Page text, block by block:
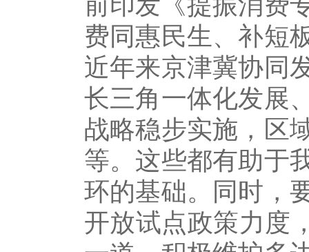
费同惠民生、补短
近年来京津冀协同
长三角一体化发展
战略稳步实施，区
等。这些都有助于
环的基础。同时，
开放试点政策力度